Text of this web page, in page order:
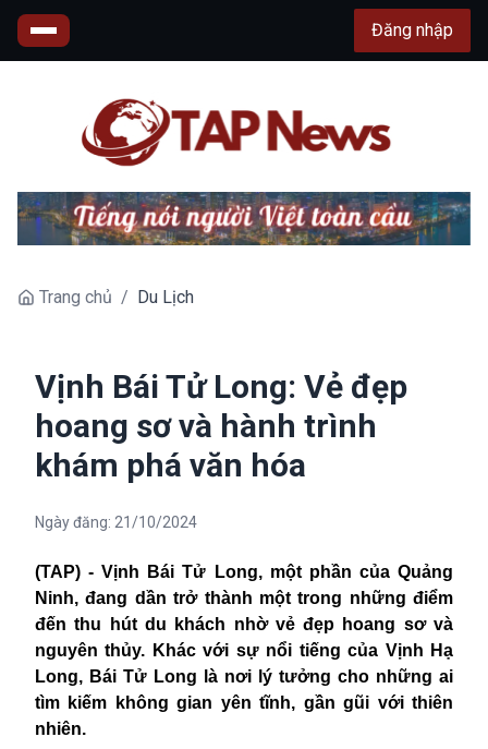
Đăng nhập
Trang chủ / Du Lịch
Vịnh Bái Tử Long: Vẻ đẹp
hoang sơ và hành trình
khám phá văn hóa
Ngày đăng: 21/10/2024
(TAP) - Vịnh Bái Tử Long, một phần của Quảng
Ninh, đang dần trở thành một trong những điểm
đến thu hút du khách nhờ vẻ đẹp hoang sơ và
nguyên thủy. Khác với sự nổi tiếng của Vịnh Hạ
Long, Bái Tử Long là nơi lý tưởng cho những ai
tìm kiếm không gian yên tĩnh, gần gũi với thiên
nhiên.